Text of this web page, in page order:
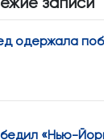
одержала
«Нью-